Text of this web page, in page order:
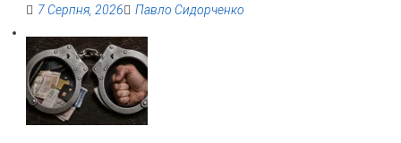
7 Серпня, 2026 Павло Сидорченко